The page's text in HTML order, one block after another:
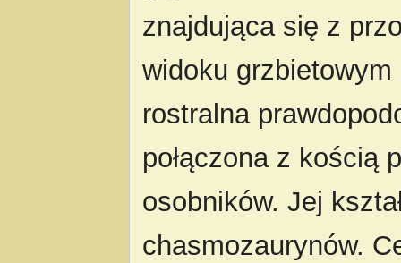
znajdująca się z
widoku
rostralna
połączona z kością
osobników. Jej
chasmozaurynów.